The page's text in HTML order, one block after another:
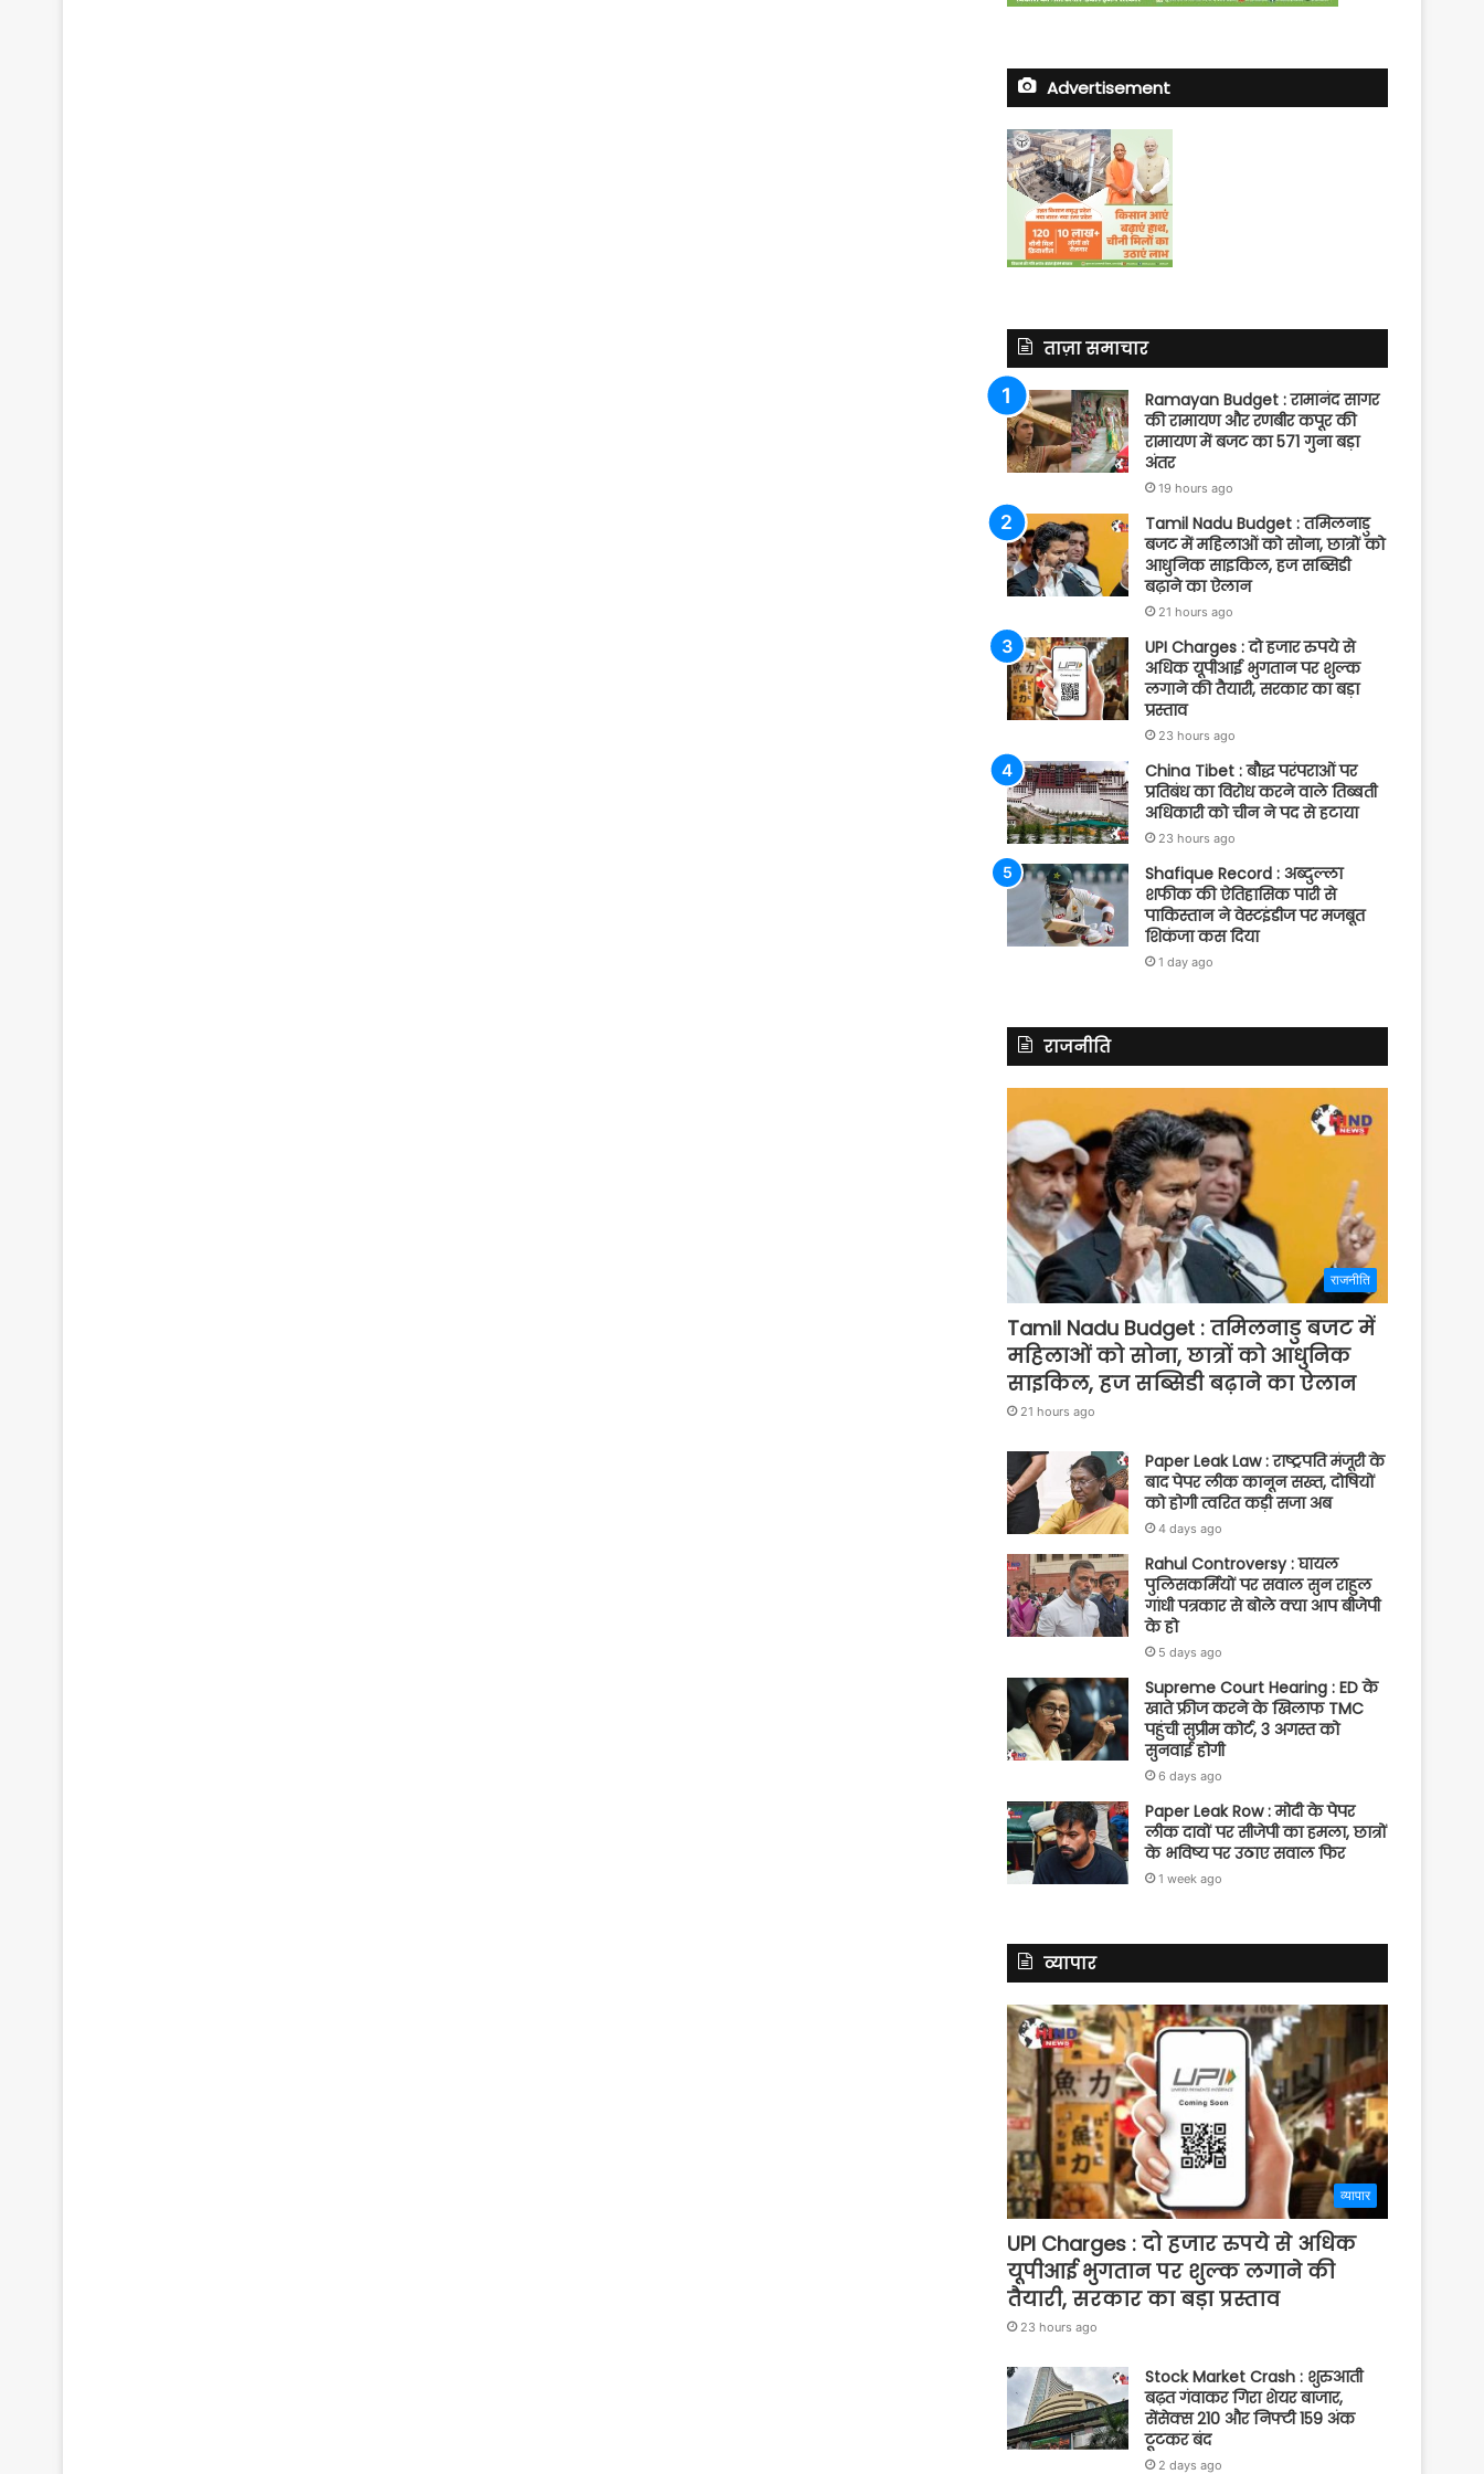
Advertisement
ताज़ा समाचार
Ramayan Budget : रामानंद सागर
की रामायण और रणबीर कपूर की
रामायण में बजट का 571 गुना बड़ा
अंतर
19 hours ago
Tamil Nadu Budget : तमिलनाडु
बजट में महिलाओं को सोना, छात्रों को
आधुनिक साइकिल, हज सब्सिडी
बढ़ाने का ऐलान
21 hours ago
UPI Charges : दो हजार रुपये से
अधिक यूपीआई भुगतान पर शुल्क
लगाने की तैयारी, सरकार का बड़ा
प्रस्ताव
23 hours ago
China Tibet : बौद्ध परंपराओं पर
प्रतिबंध का विरोध करने वाले तिब्बती
अधिकारी को चीन ने पद से हटाया
23 hours ago
Shafique Record : अब्दुल्ला
शफीक की ऐतिहासिक पारी से
पाकिस्तान ने वेस्टइंडीज पर मजबूत
शिकंजा कस दिया
1 day ago
राजनीति
राजनीति
Tamil Nadu Budget : तमिलनाडु बजट में
महिलाओं को सोना, छात्रों को आधुनिक
साइकिल, हज सब्सिडी बढ़ाने का ऐलान
21 hours ago
Paper Leak Law : राष्ट्रपति मंजूरी के
बाद पेपर लीक कानून सख्त, दोषियों
को होगी त्वरित कड़ी सजा अब
4 days ago
Rahul Controversy : घायल
पुलिसकर्मियों पर सवाल सुन राहुल
गांधी पत्रकार से बोले क्या आप बीजेपी
के हो
5 days ago
Supreme Court Hearing : ED के
खाते फ्रीज करने के खिलाफ TMC
पहुंची सुप्रीम कोर्ट, 3 अगस्त को
सुनवाई होगी
6 days ago
Paper Leak Row : मोदी के पेपर
लीक दावों पर सीजेपी का हमला, छात्रों
के भविष्य पर उठाए सवाल फिर
1 week ago
व्यापार
व्यापार
UPI Charges : दो हजार रुपये से अधिक
यूपीआई भुगतान पर शुल्क लगाने की
तैयारी, सरकार का बड़ा प्रस्ताव
23 hours ago
Stock Market Crash : शुरुआती
बढ़त गंवाकर गिरा शेयर बाजार,
सेंसेक्स 210 और निफ्टी 159 अंक
टूटकर बंद
2 days ago